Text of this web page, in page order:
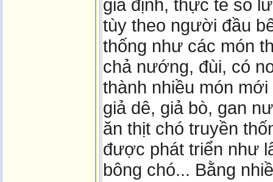
giả định, thực tế số
tùy theo người đầu
thống như các món
chả nướng, đùi, có
thành nhiều món
giả dê, giả bò, gan
ăn thịt chó truyền
được phát triển như
bông chó... Bằng